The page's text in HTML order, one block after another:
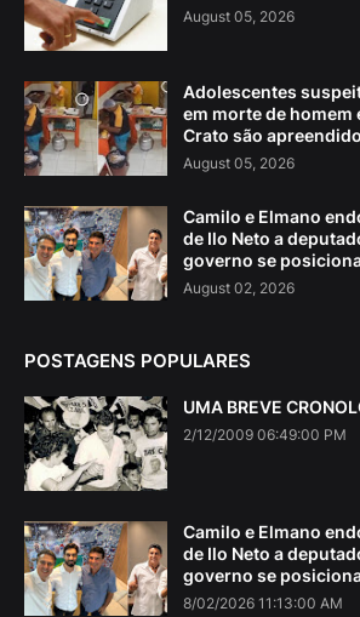
August 05, 2026
Adolescentes
em morte de homem
Crato são
August 05, 2026
Camilo e Elmano
de Ilo Neto a
governo se
August 02, 2026
POSTAGENS POPULARES
UMA BREVE
2/12/2009 06:49:00 PM
Camilo e Elmano
de Ilo Neto a
governo se
8/02/2026 11:13:00 AM